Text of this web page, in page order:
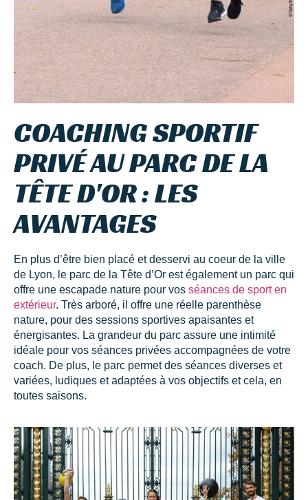
COACHING SPORTIF
PRIVÉ AU PARC DE LA
TÊTE D'OR : LES
AVANTAGES
En plus d’être bien placé et desservi au coeur de la ville
de Lyon, le parc de la Tête d’Or est également un parc qui
offre une escapade nature pour vos séances de sport en
extérieur. Très arboré, il offre une réelle parenthèse
nature, pour des sessions sportives apaisantes et
énergisantes. La grandeur du parc assure une intimité
idéale pour vos séances privées accompagnées de votre
coach. De plus, le parc permet des séances diverses et
variées, ludiques et adaptées à vos objectifs et cela, en
toutes saisons.